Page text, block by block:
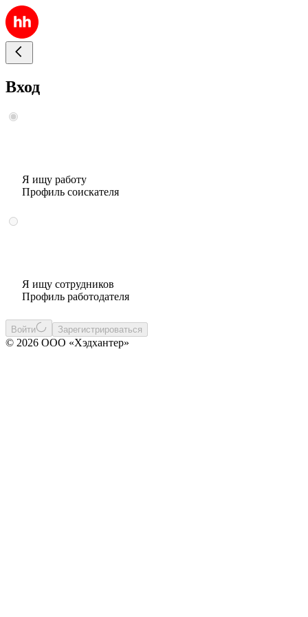
Вход
Я ищу работу
Профиль соискателя
Я ищу сотрудников
Профиль работодателя
Войти Зарегистрироваться
© 2026 ООО «Хэдхантер»